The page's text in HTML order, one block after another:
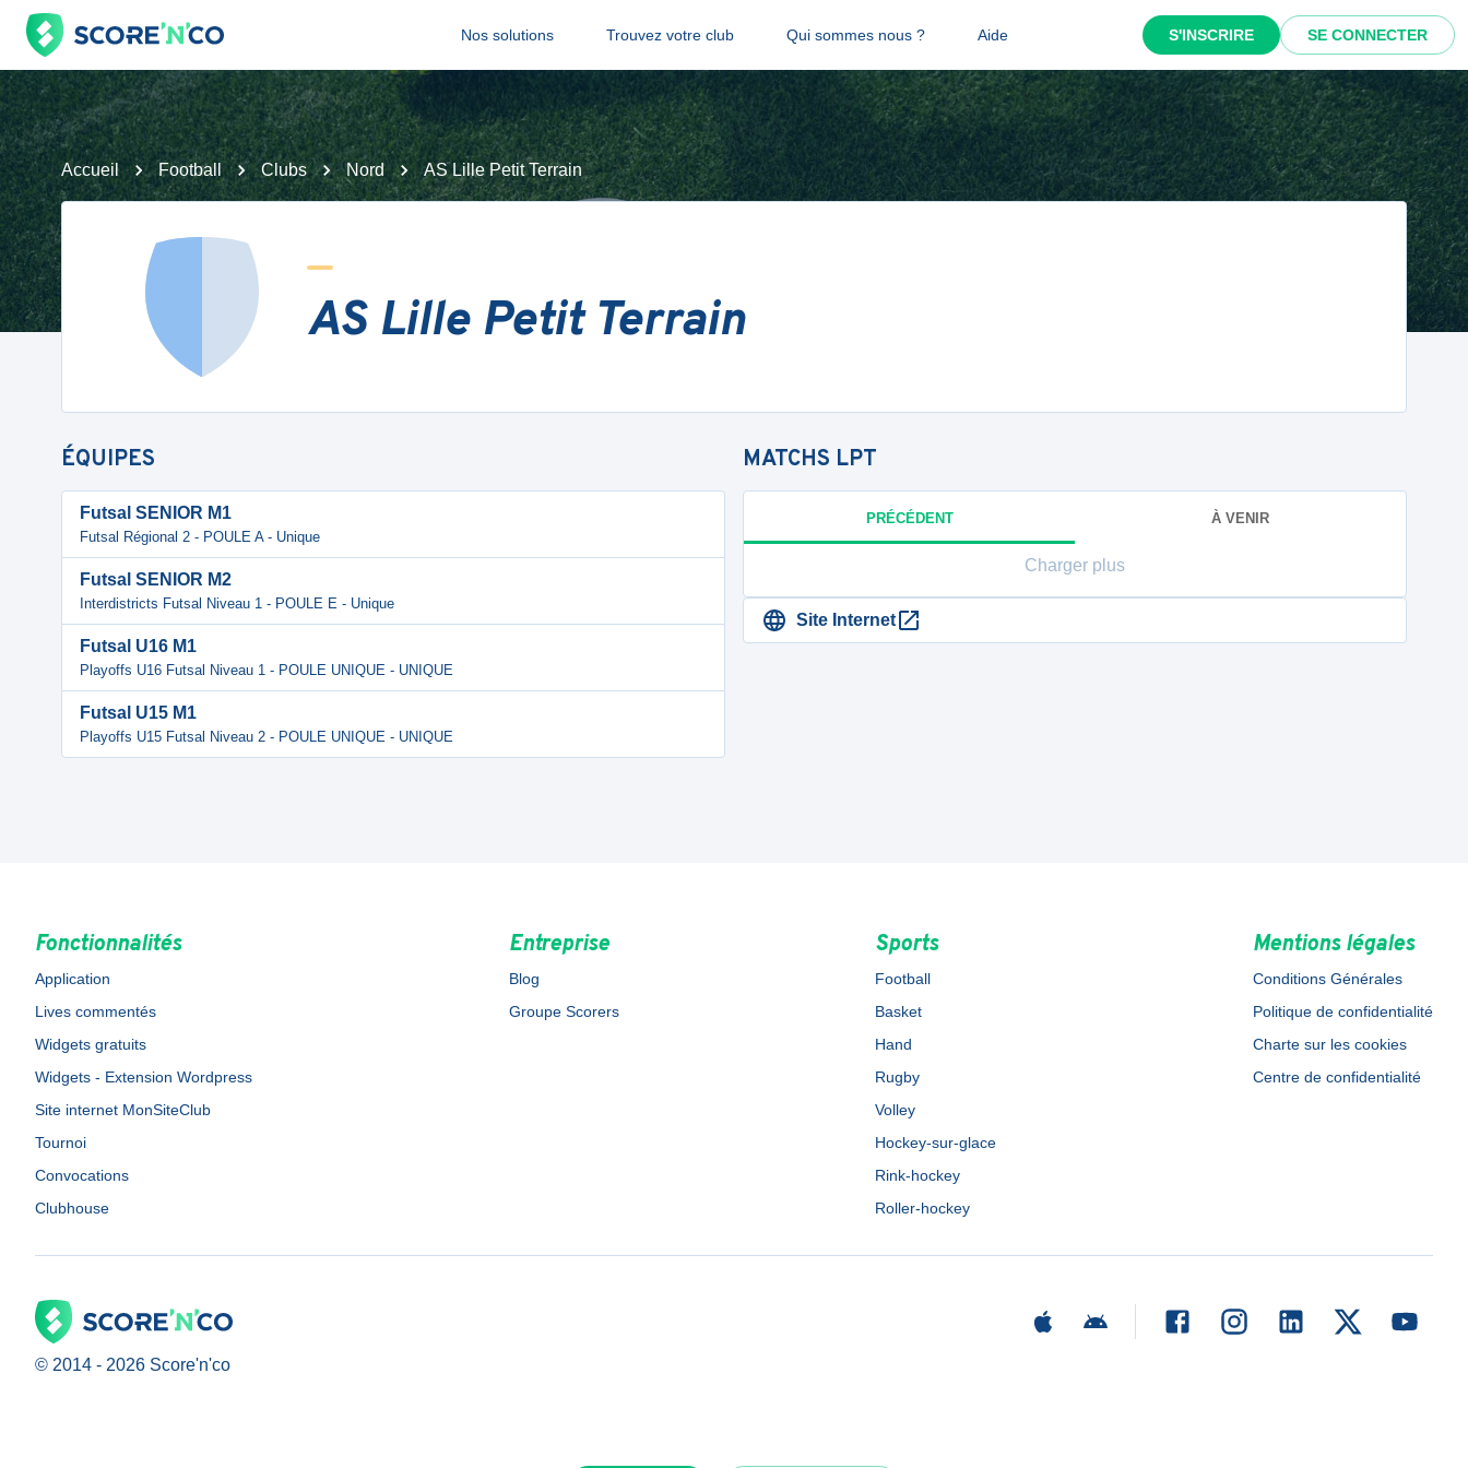
Nos solutions Trouvez votre club Qui sommes nous ? Aide S'INSCRIRE SE CONNECTER
Accueil Football Clubs Nord AS Lille Petit Terrain
AS Lille Petit Terrain
ÉQUIPES
Futsal SENIOR M1
Futsal Régional 2 - POULE A - Unique
Futsal SENIOR M2
Interdistricts Futsal Niveau 1 - POULE E - Unique
Futsal U16 M1
Playoffs U16 Futsal Niveau 1 - POULE UNIQUE - UNIQUE
Futsal U15 M1
Playoffs U15 Futsal Niveau 2 - POULE UNIQUE - UNIQUE
MATCHS LPT
PRÉCÉDENT À VENIR
Charger plus
Site Internet
Fonctionnalités
Application
Lives commentés
Widgets gratuits
Widgets - Extension Wordpress
Site internet MonSiteClub
Tournoi
Convocations
Clubhouse
Entreprise
Blog
Groupe Scorers
Sports
Football
Basket
Hand
Rugby
Volley
Hockey-sur-glace
Rink-hockey
Roller-hockey
Mentions légales
Conditions Générales
Politique de confidentialité
Charte sur les cookies
Centre de confidentialité
© 2014 - 2026 Score'n'co